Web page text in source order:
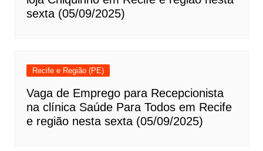
sexta (05/09/2025)
Recife e Região (PE)
Vaga de Emprego para Recepcionista
na clínica Saúde Para Todos em Recife
e região nesta sexta (05/09/2025)